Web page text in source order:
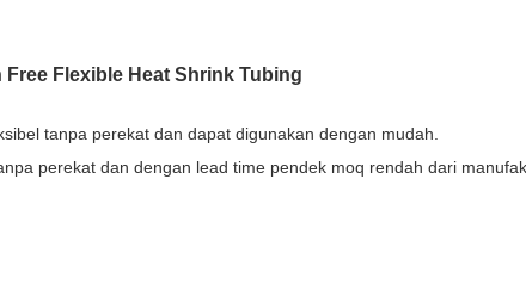
Flexible Heat Shrink Tubing​
tanpa perekat dan dapat digunakan dengan mudah.
perekat dan dengan lead time pendek moq rendah dari